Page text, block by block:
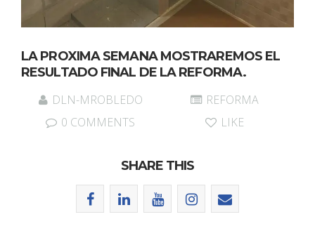
LA PROXIMA SEMANA MOSTRAREMOS EL
RESULTADO FINAL DE LA REFORMA.
DLN-MROBLEDO
REFORMA
0 COMMENTS
LIKE
SHARE THIS